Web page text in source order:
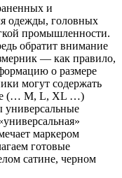
и
одежды, головных
промышленности.
обратит внимание
— как правило,
о размере
могут содержать
(… M, L, XL …)
маркером
готовые
сатине, черном